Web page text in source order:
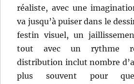
réaliste, avec une
va jusqu’à puiser dans le
festin visuel, un
tout avec un rythme
distribution inclut nombre
plus souvent pour